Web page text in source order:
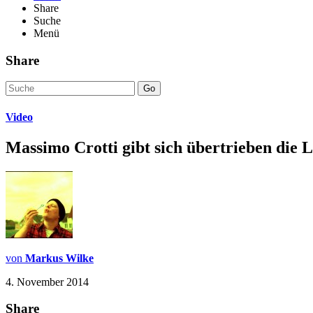
Share
Suche
Menü
Share
Go
Video
Massimo Crotti gibt sich übertrieben die
von Markus Wilke
4. November 2014
Share